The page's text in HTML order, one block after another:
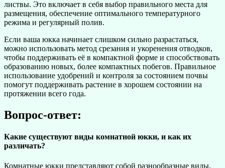
листвы. Это включает в себя выбор правильного места для
размещения, обеспечение оптимального температурного
режима и регулярный полив.
Если ваша юкка начинает слишком сильно разрастаться,
можно использовать метод срезания и укоренения отводков,
чтобы поддерживать её в компактной форме и способствовать
образованию новых, более компактных побегов. Правильное
использование удобрений и контроля за состоянием почвы
помогут поддерживать растение в хорошем состоянии на
протяжении всего года.
Вопрос-ответ:
Какие существуют виды комнатной юкки, и как их
различать?
Комнатные юкки представляют собой разнообразные виды,